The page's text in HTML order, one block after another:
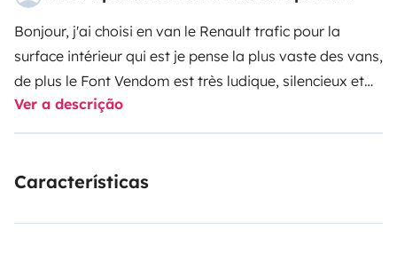
Bonjour, j'ai choisi en van le Renault trafic pour la
surface intérieur qui est je pense la plus vaste des vans,
de plus le Font Vendom est très ludique, silencieux et
doux a conduire avec une consommation raisonnable,
le toit relevable est électrique, en fin , il est bien pensé.
Ver a descrição
Características